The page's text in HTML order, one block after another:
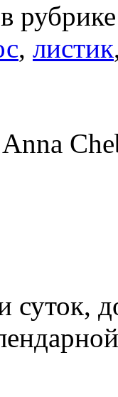
, листик
Anna
суток,